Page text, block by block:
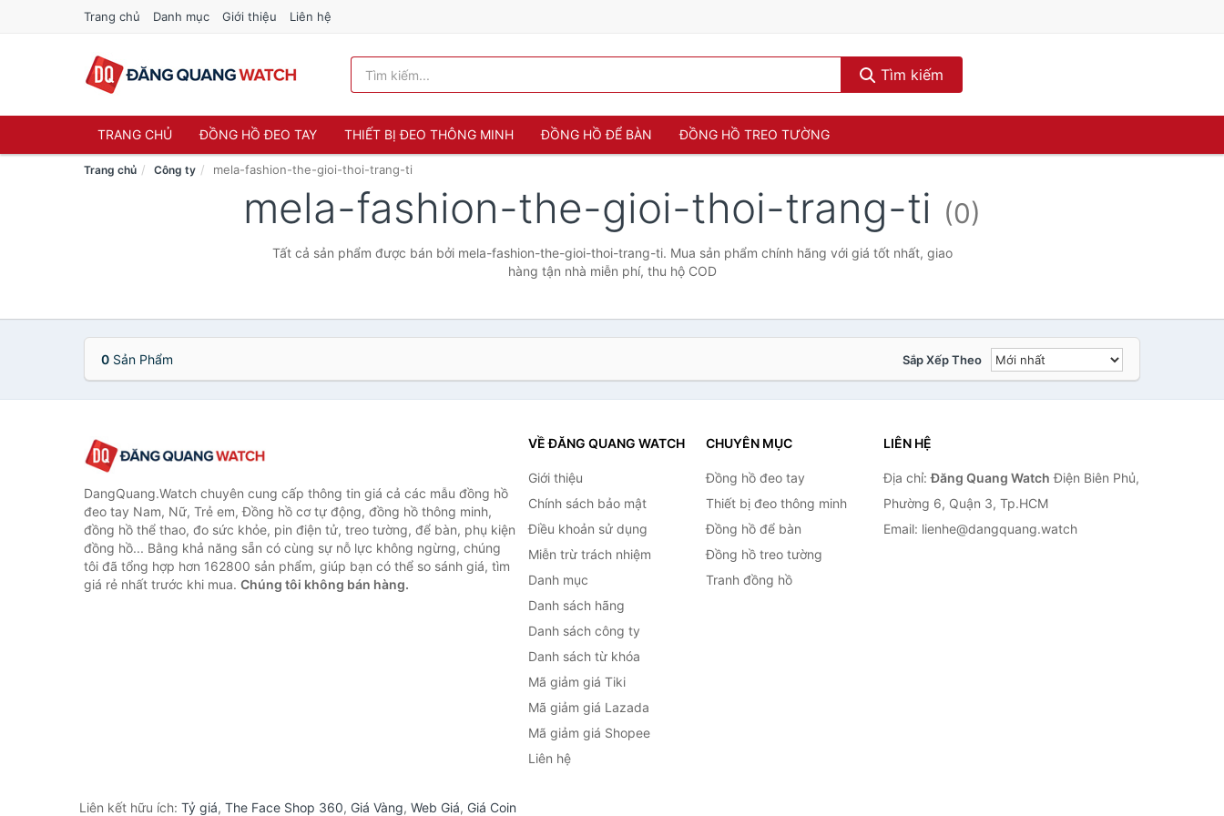
Trang chủ Danh mục Giới thiệu Liên hệ
Tìm kiếm
TRANG CHỦ ĐỒNG HỒ ĐEO TAY THIẾT BỊ ĐEO THÔNG MINH ĐỒNG HỒ ĐỂ BÀN ĐỒNG HỒ TREO TƯỜNG
Trang chủ Công ty mela-fashion-the-gioi-thoi-trang-ti
mela-fashion-the-gioi-thoi-trang-ti (0)
Tất cả sản phẩm được bán bởi mela-fashion-the-gioi-thoi-trang-ti. Mua sản phẩm chính hãng với giá tốt nhất, giao
hàng tận nhà miễn phí, thu hộ COD
0 Sản Phẩm Sắp Xếp Theo
DangQuang.Watch chuyên cung cấp thông tin giá cả các mẫu đồng hồ
đeo tay Nam, Nữ, Trẻ em, Đồng hồ cơ tự động, đồng hồ thông minh,
đồng hồ thể thao, đo sức khỏe, pin điện tử, treo tường, để bàn, phụ kiện
đồng hồ... Bằng khả năng sẵn có cùng sự nỗ lực không ngừng, chúng
tôi đã tổng hợp hơn 162800 sản phẩm, giúp bạn có thể so sánh giá, tìm
giá rẻ nhất trước khi mua. Chúng tôi không bán hàng.
VỀ ĐĂNG QUANG WATCH
Giới thiệu
Chính sách bảo mật
Điều khoản sử dụng
Miễn trừ trách nhiệm
Danh mục
Danh sách hãng
Danh sách công ty
Danh sách từ khóa
Mã giảm giá Tiki
Mã giảm giá Lazada
Mã giảm giá Shopee
Liên hệ
CHUYÊN MỤC
Đồng hồ đeo tay
Thiết bị đeo thông minh
Đồng hồ để bàn
Đồng hồ treo tường
Tranh đồng hồ
LIÊN HỆ
Địa chỉ:Đăng Quang Watch Điện Biên Phủ,
Phường 6, Quận 3, Tp.HCM
Email: lienhe@dangquang.watch
Liên kết hữu ích: Tỷ giá, The Face Shop 360, Giá Vàng, Web Giá, Giá Coin